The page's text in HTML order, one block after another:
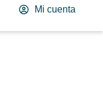
Mi cuenta